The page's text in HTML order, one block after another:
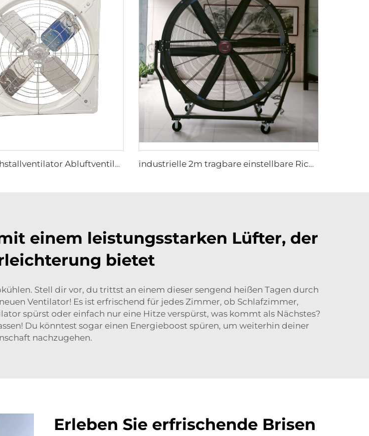
Hersteller Kuhstallventilator Abluftventilator für tägliche Belüftung von Kuhfarmen industrielle 2m tragbare einstellbare Richtung nach oben und unten Typ Lagerhallenbelüftungsventilatoren
einem leistungsstarken Lüfter, der
bietet
Stell dir vor, du trittst an einem dieser sengend heißen Tagen durch
Ventilator! Es ist erfrischend für jedes Zimmer, ob Schlafzimmer,
spürst oder einfach nur eine Hitze verspürst, was kommt als Nächstes?
Du könntest sogar einen Energieboost spüren, um weiterhin deiner
nachzugehen.
Erleben Sie erfrischende Brisen